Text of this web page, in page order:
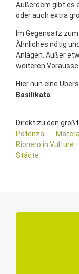
Außerdem gibt es
oder auch extra
Im Gegensatz
Ähnliches nötig
Anlagen. Außer
weiteren
Hier nun eine
Basilikata
Direkt zu den
Potenza
Matera
Rionero in Vulture
Städte